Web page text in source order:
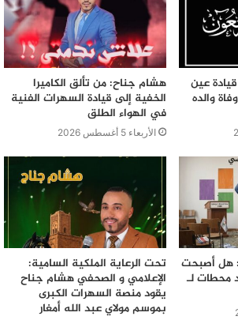
كثيرة وحققت رضا المواطن مثمنا الجهود
الخرطوم وشركائها من القطاع الخاص
تخيب الرهان اثبتت انها تمتلك امكانيات
في الولايةمؤكدا سعي المجلس لطي ملف
على الاقل في محلية الخرطوم مؤكدا
ان محطة سوبا التي ستفتتح قريبا تفرغ 6 شاحنات في ربع
عن محطة الرميلة بالاضافة لمحطة
الاندلس والتي تفرغ 9 شاحنات لتصبح بذلك محطة الرميلة
جودة خدماتها تفوقت على شركات اوروبية
البيضاء، هاتين المدينتين التي من
صفقتهما لتدبير نفايات اكبر مدينة
عين
والده
هشام جناح: من تألق الكاميرا
الخفية إلى قيادة السهرات الفنية
في الهواء الطلق
الأربعاء 5 أغسطس 2026
معركة 23 شتنبر 2026: هل أصبحت
محطات لـ
تحت الرعاية الملكية السامية:
الإعلامي و الصحفي هشام جناح
يقود منصة السهرات الكبرى
بموسم مولاي عبد الله أمغار